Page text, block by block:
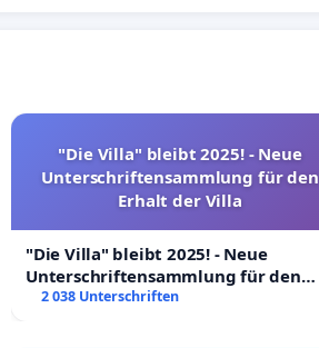
"Die Villa" bleibt 2025! - Neue
Unterschriftensammlung für den
Erhalt der Villa
"Die Villa" bleibt 2025! - Neue
Unterschriftensammlung für den
Erhalt der Villa
2 038 Unterschriften